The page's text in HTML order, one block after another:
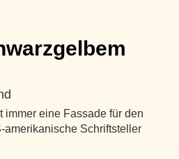
immer eine Fassade für den
amerikanische Schriftsteller